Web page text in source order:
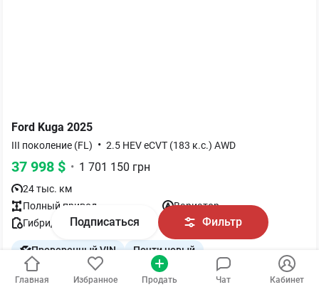
Подписаться Фильтр
Ford Kuga 2025
III поколение (FL) • 2.5 HEV eCVT (183 к.с.) AWD
37 998 $ • 1 701 150 грн
24 тыс. км
Полный привод
Вариатор
Гибрид (HEV), 2.49 л. Киев
Проверенный VIN Почти новый
Главная Избранное Продать Чат Кабинет